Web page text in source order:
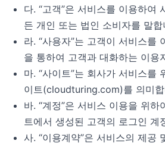
다. “고객”은 서비스를 이용하여
든 개인 또는 법인 소비자를 말합
라. “사용자”는 고객이 서비스를
을 통하여 고객과 대화하는 이용
마. “사이트”는 회사가 서비스를
이트(cloudturing.com)를 의미
바. “계정”은 서비스 이용을 위하
트에서 생성된 고객의 로그인 계
사. “이용계약”은 서비스의 제공